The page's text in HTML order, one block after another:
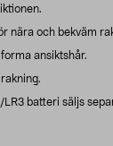
nära och bekväm
ansiktshår.
LR3 batteri säljs